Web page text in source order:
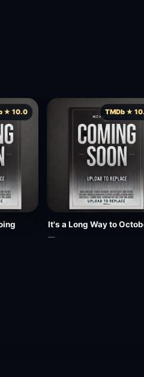
★ 10.0 TMDb ★
It's a Long Way to
—